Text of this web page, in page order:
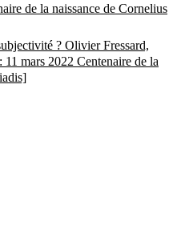
de la naissance de Cornelius
? Olivier Fressard,
11 mars 2022 Centenaire de la